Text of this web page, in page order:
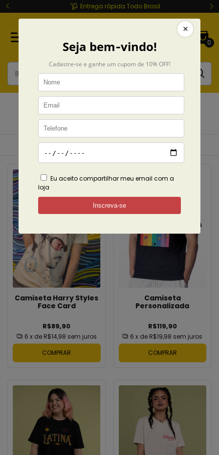
Entrega rápida Todo Brasil
0
Camisetas
Início Camisetas POR TIPO Cropped
Ordenar Filtrar
Camiseta Harry Styles
Face Card
R$89,90
6 x de R$14,98 sem juros
COMPRAR
Camiseta
Personalizada
R$119,90
6 x de R$19,98 sem juros
COMPRAR